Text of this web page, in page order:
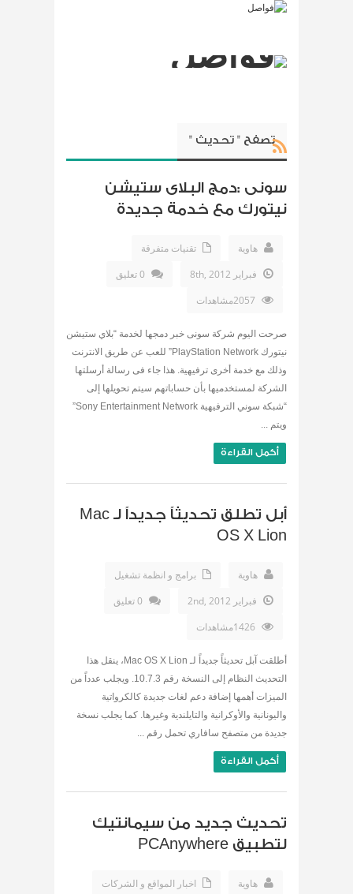
تصفح " تحديث "
سونى :دمج البلاى ستيشن
نيتورك مع خدمة جديدة
هاوية
تقنيات متفرقة
فبراير 8th, 2012
0 تعليق
صرحت اليوم شركة سونى خبر دمجها لخدمة “بلاي ستيشن
نيتورك PlayStation Network” للعب عن طريق الانترنت
وذلك مع خدمة أخرى ترفيهية. هذا جاء فى رسالة أرسلتها
الشركة لمستخدميها بأن حساباتهم سيتم تحويلها إلى
“شبكة سوني الترفيهية Sony Entertainment Network”
ويتم ...
أكمل القراءة
أبل تطلق تحديثاً جديداً لـ Mac
OS X Lion
هاوية
برامج و انظمة تشغيل
فبراير 2nd, 2012
0 تعليق
أطلقت آبل تحديثاً جديداً لـ Mac OS X Lion، ينقل هذا
التحديث النظام إلى النسخة رقم 10.7.3. ويجلب عدداً من
الميزات أهمها إضافة دعم لغات جديدة كالكرواتية
واليونانية والأوكرانية والتايلندية وغيرها. كما يجلب نسخة
جديدة من متصفح سافاري تحمل رقم ...
أكمل القراءة
تحديث جديد من سيمانتيك
لتطبيق PCAnywhere
هاوية
اخبار المواقع و الشركات